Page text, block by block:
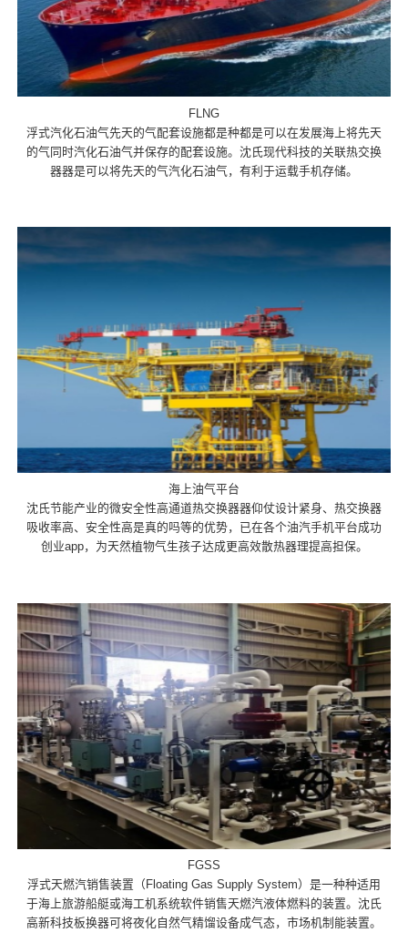
FLNG
浮式汽化石油气先天的气配套设施都是种都是可以在发展海上将先天
的气同时汽化石油气并保存的配套设施。沈氏现代科技的关联热交换
器器是可以将先天的气汽化石油气，有利于运载手机存储。
海上油气平台
沈氏节能产业的微安全性高通道热交换器器仰仗设计紧身、热交换器
吸收率高、安全性高是真的吗等的优势，已在各个油汽手机平台成功
创业app，为天然植物气生孩子达成更高效散热器理提高担保。
FGSS
浮式天燃汽销售装置（Floating Gas Supply System）是一种种适用
于海上旅游船艇或海工机系统软件销售天燃汽液体燃料的装置。沈氏
高新科技板换器可将夜化自然气精馏设备成气态，市场机制能装置。